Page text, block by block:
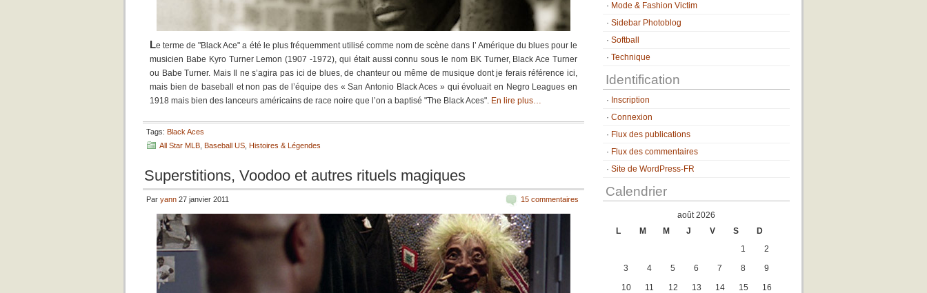
Le terme de "Black Ace" a été le plus fréquemment utilisé comme nom de scène dans l’ Amérique du blues pour le
musicien Babe Kyro Turner Lemon (1907 -1972), qui était aussi connu sous le nom BK Turner, Black Ace Turner
ou Babe Turner. Mais Il ne s’agira pas ici de blues, de chanteur ou même de musique dont je ferais référence ici,
mais bien de baseball et non pas de l’équipe des « San Antonio Black Aces » qui évoluait en Negro Leagues en
1918 mais bien des lanceurs américains de race noire que l’on a baptisé "The Black Aces". En lire plus…
Tags: Black Aces
All Star MLB Baseball US Histoires & Légendes
Superstitions, Voodoo et autres rituels magiques
15 commentaires
Par yann 27 janvier 2011
Mode & Fashion Victim
Sidebar Photoblog
Softball
Technique
Identification
Inscription
Connexion
Flux des publications
Flux des commentaires
Site de WordPress-FR
Calendrier
août 2026
L
M M J V S
D
1
2
3
4 5 6 7 8
9
10
11 12 13 14 15
16